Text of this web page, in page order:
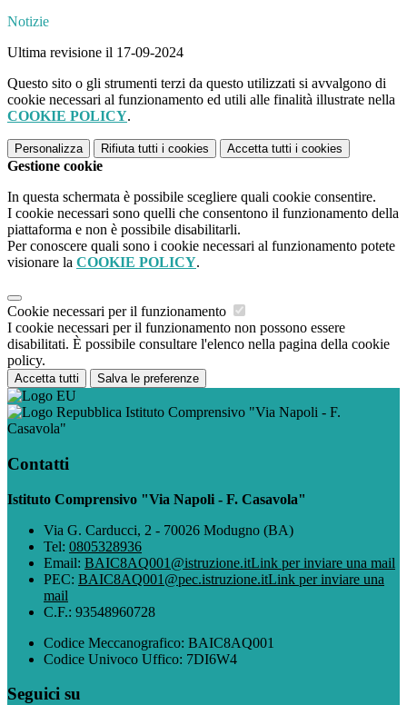
Notizie
Ultima revisione il 17-09-2024
Questo sito o gli strumenti terzi da questo utilizzati si avvalgono di
cookie necessari al funzionamento ed utili alle finalità illustrate nella
COOKIE POLICY.
Personalizza Rifiuta tutti i cookies Accetta tutti i cookies
Gestione cookie
In questa schermata è possibile scegliere quali cookie consentire.
I cookie necessari sono quelli che consentono il funzionamento della
piattaforma e non è possibile disabilitarli.
Per conoscere quali sono i cookie necessari al funzionamento potete
visionare la COOKIE POLICY.
Cookie necessari per il funzionamento
I cookie necessari per il funzionamento non possono essere
disabilitati. È possibile consultare l'elenco nella pagina della cookie
policy.
Accetta tutti Salva le preferenze
Istituto Comprensivo "Via Napoli - F.
Casavola"
Contatti
Istituto Comprensivo "Via Napoli - F. Casavola"
Via G. Carducci, 2 - 70026 Modugno (BA)
Tel: 0805328936
Email: BAIC8AQ001@istruzione.itLink per inviare una mail
PEC: BAIC8AQ001@pec.istruzione.itLink per inviare una
mail
C.F.: 93548960728
Codice Meccanografico: BAIC8AQ001
Codice Univoco Uffico: 7DI6W4
Seguici su